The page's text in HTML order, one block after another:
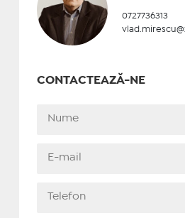
0727736313
CONTACTEAZĂ-NE